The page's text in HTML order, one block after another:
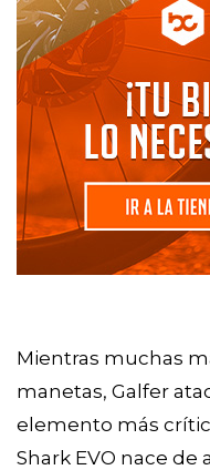
Mientras muchas
manetas, Galfer
elemento más
Shark EVO nace de